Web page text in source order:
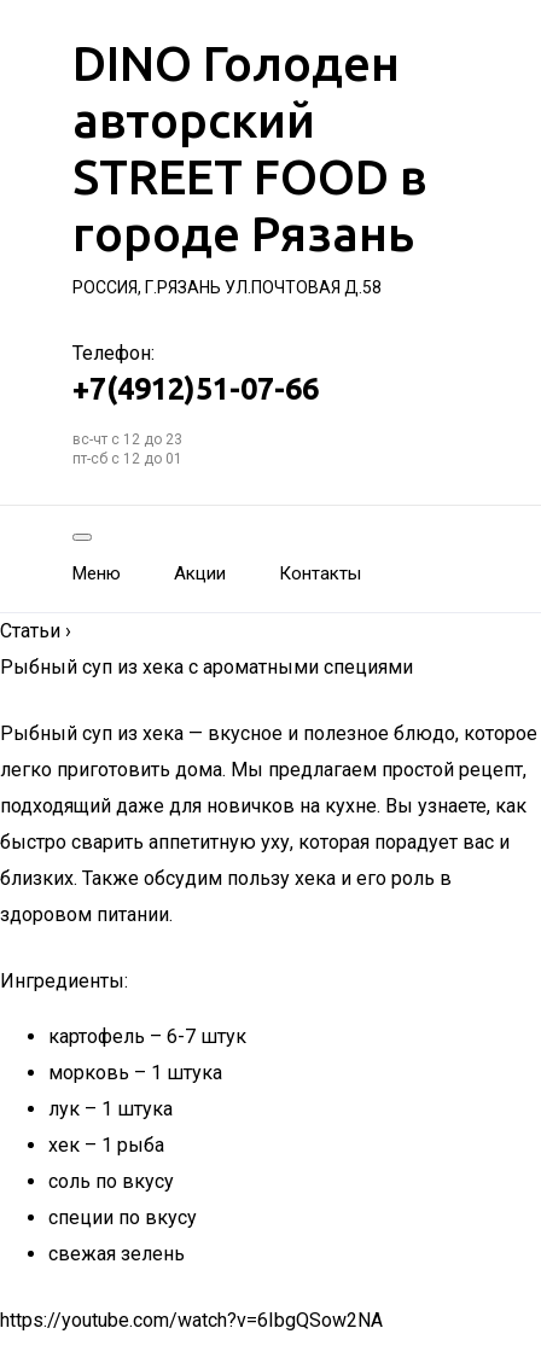
DINO Голоден
авторский
STREET FOOD в
городе Рязань
РОССИЯ, Г.РЯЗАНЬ УЛ.ПОЧТОВАЯ Д.58
Телефон:
+7(4912)51-07-66
вс-чт с 12 до 23
пт-сб с 12 до 01
Меню Акции Контакты
Статьи ›
Рыбный суп из хека с ароматными специями
Рыбный суп из хека — вкусное и полезное блюдо, которое
легко приготовить дома. Мы предлагаем простой рецепт,
подходящий даже для новичков на кухне. Вы узнаете, как
быстро сварить аппетитную уху, которая порадует вас и
близких. Также обсудим пользу хека и его роль в
здоровом питании.
Ингредиенты:
картофель – 6-7 штук
морковь – 1 штука
лук – 1 штука
хек – 1 рыба
соль по вкусу
специи по вкусу
свежая зелень
https://youtube.com/watch?v=6IbgQSow2NA